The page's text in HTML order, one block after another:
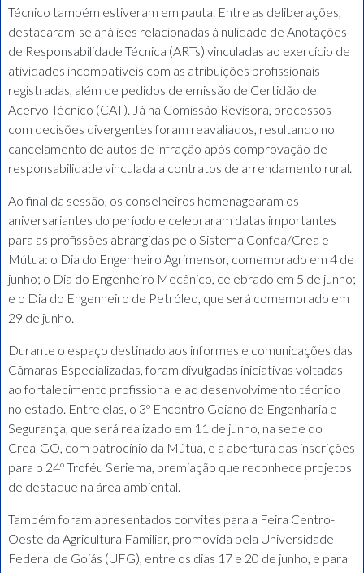
Técnico também estiveram em pauta. Entre as deliberações,
destacaram-se análises relacionadas à nulidade de Anotações
de Responsabilidade Técnica (ARTs) vinculadas ao exercício de
atividades incompatíveis com as atribuições profissionais
registradas, além de pedidos de emissão de Certidão de
Acervo Técnico (CAT). Já na Comissão Revisora, processos
com decisões divergentes foram reavaliados, resultando no
cancelamento de autos de infração após comprovação de
responsabilidade vinculada a contratos de arrendamento rural.
Ao final da sessão, os conselheiros homenagearam os
aniversariantes do período e celebraram datas importantes
para as profissões abrangidas pelo Sistema Confea/Crea e
Mútua: o Dia do Engenheiro Agrimensor, comemorado em 4 de
junho; o Dia do Engenheiro Mecânico, celebrado em 5 de junho;
e o Dia do Engenheiro de Petróleo, que será comemorado em
29 de junho.
Durante o espaço destinado aos informes e comunicações das
Câmaras Especializadas, foram divulgadas iniciativas voltadas
ao fortalecimento profissional e ao desenvolvimento técnico
no estado. Entre elas, o 3º Encontro Goiano de Engenharia e
Segurança, que será realizado em 11 de junho, na sede do
Crea-GO, com patrocínio da Mútua, e a abertura das inscrições
para o 24º Troféu Seriema, premiação que reconhece projetos
de destaque na área ambiental.
Também foram apresentados convites para a Feira Centro-
Oeste da Agricultura Familiar, promovida pela Universidade
Federal de Goiás (UFG), entre os dias 17 e 20 de junho, e para